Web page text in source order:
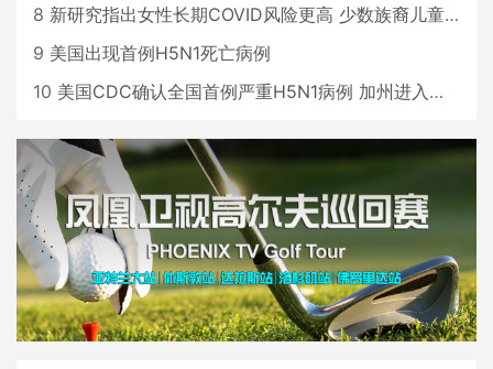
8 新研究指出女性长期COVID风险更高 少数族裔儿童存在差异
9 美国出现首例H5N1死亡病例
10 美国CDC确认全国首例严重H5N1病例 加州进入紧急状态